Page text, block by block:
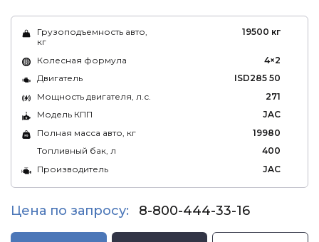
Грузоподъемность авто,
кг
19500 кг
Колесная формула
4×2
Двигатель
ISD285 50
Мощность двигателя, л.с.
271
Модель КПП
JAC
Полная масса авто, кг
19980
Топливный бак, л
400
Производитель
JAC
Цена по запросу: 8-800-444-33-16